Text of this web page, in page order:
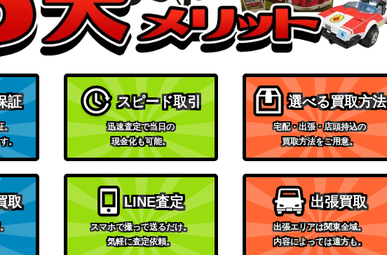
佳(WTR/S85-080OFR)
ブシロード
（ワールドトリガー）
3,500
】
ブシロード
W109-066SP】
ブシロード
（ラブライブ！スクールア
イドルフェスティバル2）
3,000
愛【SIN/W109-059SP】
ブシロード
（ラブライブ！スクールア
イドルフェスティバル2）
1,500
あこ (BD/W95-087SSP)
ブシロード
（バンドリ！ ガールズバン
ドパーティ！ 5th
Anniversary）
5,000
証
。
。
スピード取引
迅速査定で当日の
現金化も可能。
選べる買取方法
宅配・出張・店頭持込の
買取方法をご用意。
取 LINE査定
スマホで撮って送るだけ。
気軽に査定依頼。
出張買取
出張エリアは関東全域。
内容によっては遠方も。